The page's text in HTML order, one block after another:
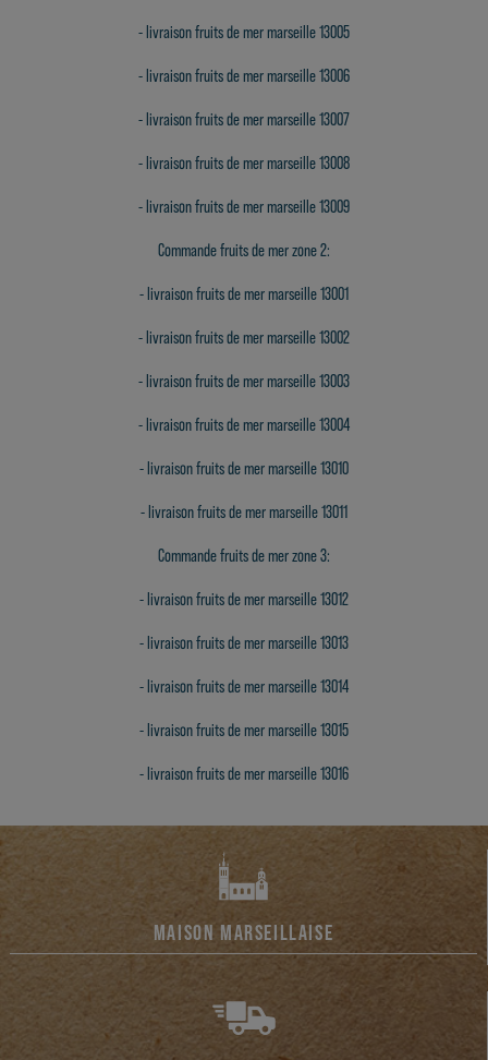
- livraison fruits de mer marseille 13005
-livraison fruits de mer marseille 13006
-livraison fruits de mer marseille 13007
-livraison fruits de mer marseille 13008
-livraison fruits de mer marseille 13009
Commande fruits de mer zone 2:
-livraison fruits de mer marseille 13001
-livraison fruits de mer marseille 13002
-livraison fruits de mer marseille 13003
-livraison fruits de mer marseille 13004
-livraison fruits de mer marseille 13010
-livraison fruits de mer marseille 13011
Commande fruits de mer zone 3:
-livraison fruits de mer marseille 13012
-livraison fruits de mer marseille 13013
-livraison fruits de mer marseille 13014
-livraison fruits de mer marseille 13015
-livraison fruits de mer marseille 13016
MAISON MARSEILLAISE